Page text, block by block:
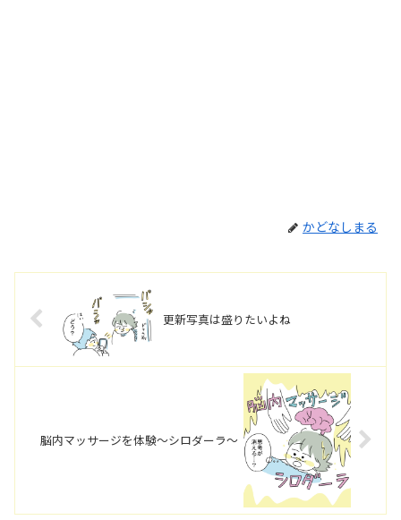
かどなしまる
更新写真は盛りたいよね
脳内マッサージを体験～シロダーラ～